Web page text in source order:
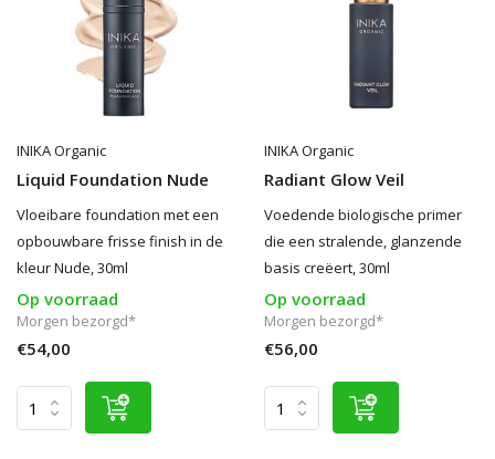
INIKA Organic
Liquid Foundation Nude
Vloeibare foundation met een
opbouwbare frisse finish in de
kleur Nude, 30ml
Op voorraad
Morgen bezorgd*
€54,00
INIKA Organic
Radiant Glow Veil
Voedende biologische primer
die een stralende, glanzende
basis creëert, 30ml
Op voorraad
Morgen bezorgd*
€56,00